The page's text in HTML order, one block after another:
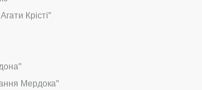
Крісті"
Мердока"